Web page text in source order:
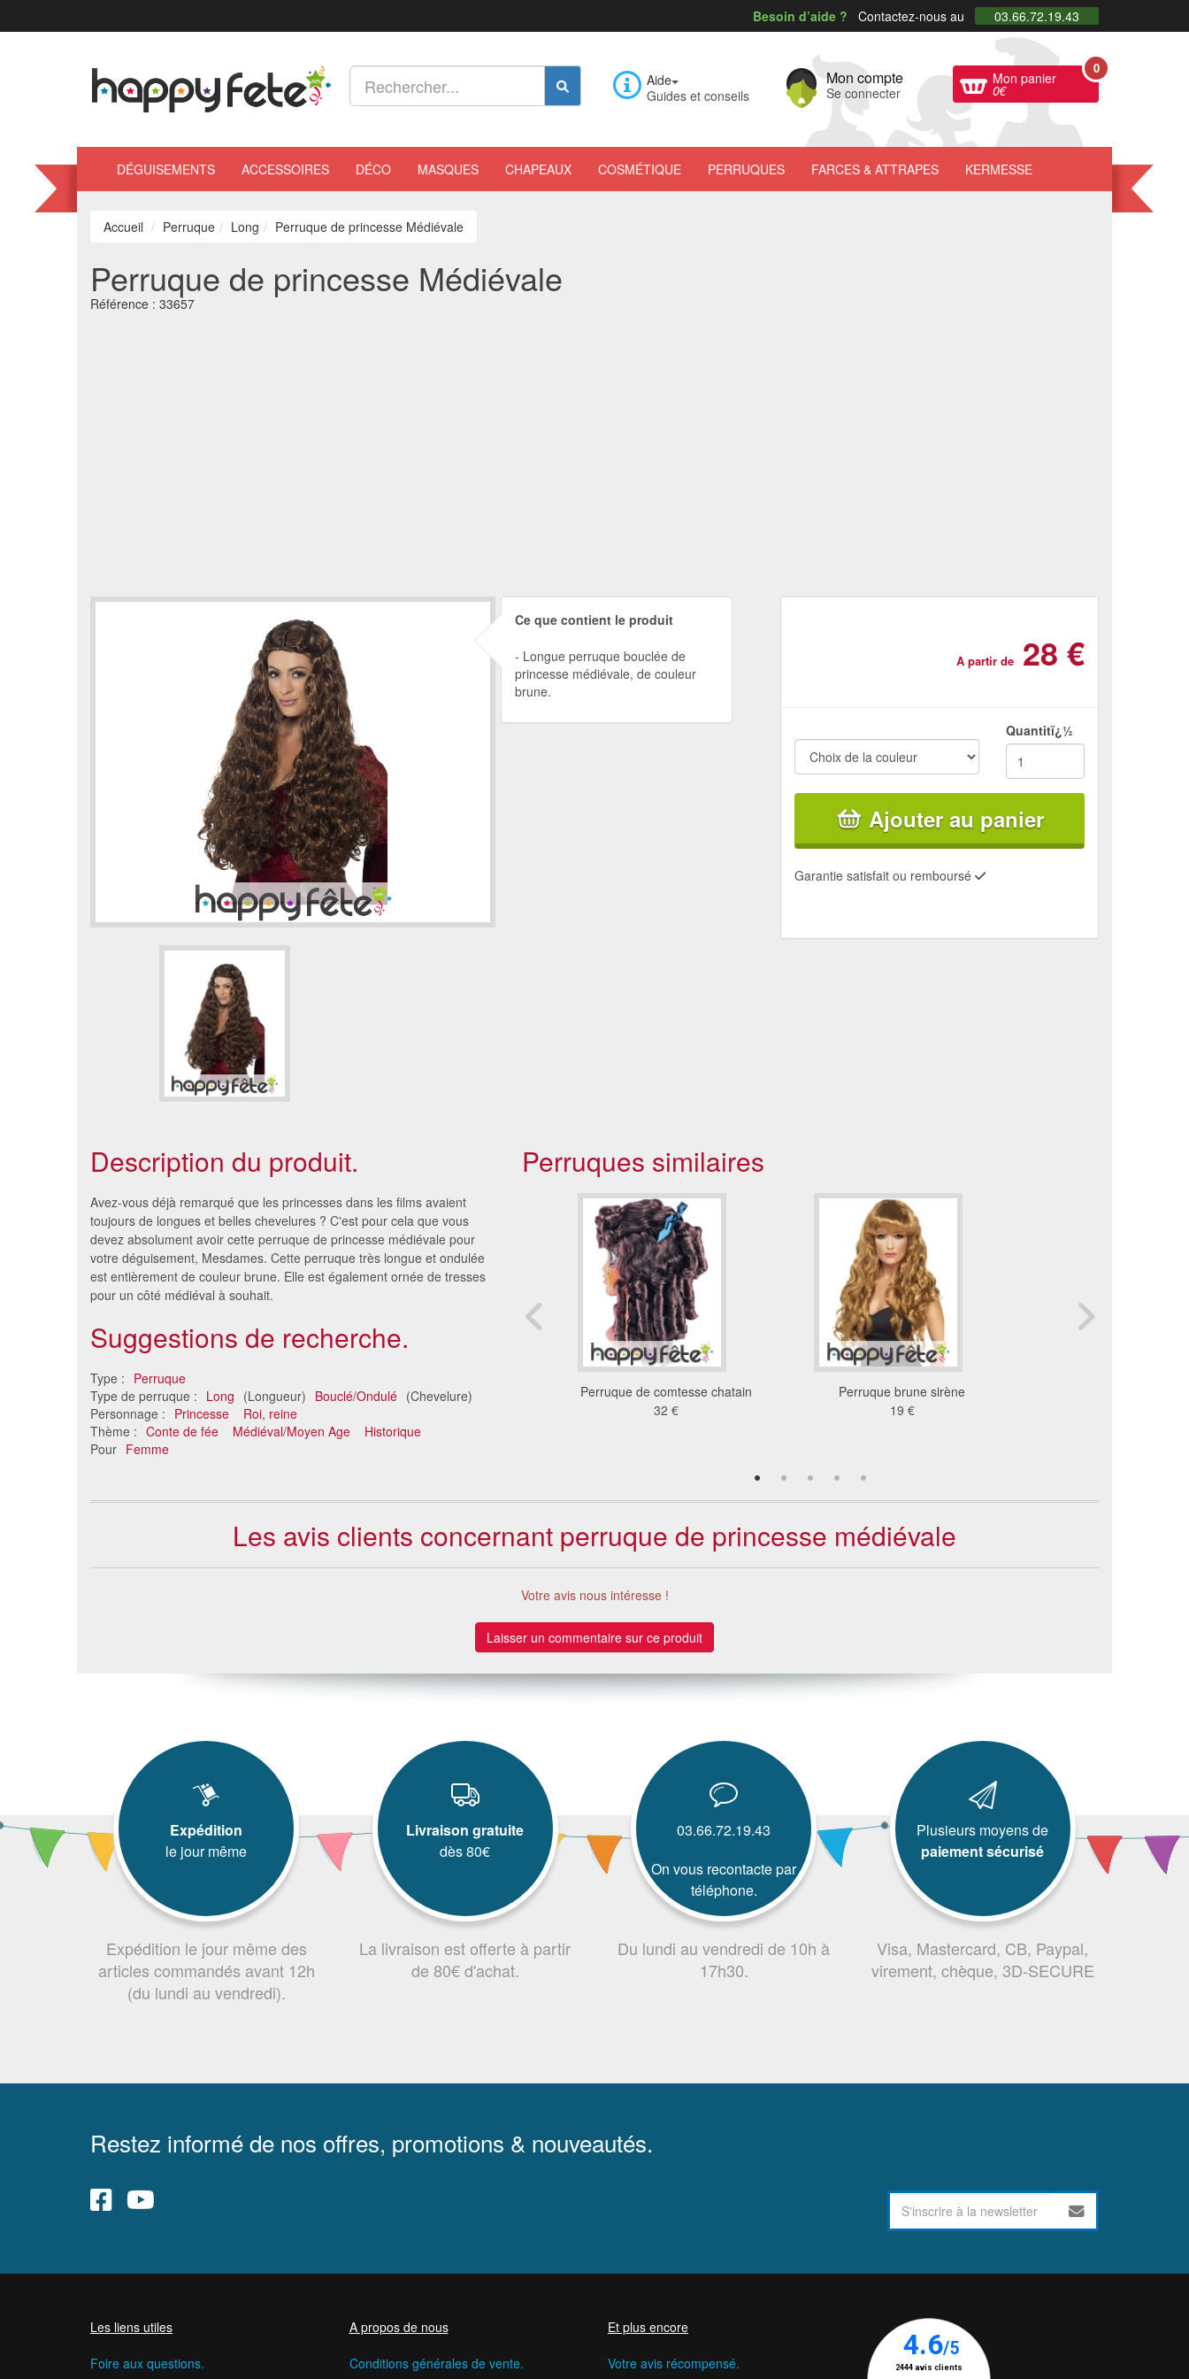
Besoin d’aide ? Contactez-nous au 03.66.72.19.43
Aide
Guides et conseils
Mon compte
Se connecter
Mon panier
0€
0
DÉGUISEMENTS ACCESSOIRES DÉCO MASQUES CHAPEAUX COSMÉTIQUE PERRUQUES FARCES & ATTRAPES KERMESSE
Accueil Perruque Long Perruque de princesse Médiévale
Perruque de princesse Médiévale
Référence : 33657
Ce que contient le produit
Longue perruque bouclée de
princesse médiévale, de couleur
brune.
A partir de 28 €
Quantitï¿½
Ajouter au panier
Garantie satisfait ou remboursé
Description du produit.
Avez-vous déjà remarqué que les princesses dans les films avaient
toujours de longues et belles chevelures ? C'est pour cela que vous
devez absolument avoir cette perruque de princesse médiévale pour
votre déguisement, Mesdames. Cette perruque très longue et ondulée
est entièrement de couleur brune. Elle est également ornée de tresses
pour un côté médiéval à souhait.
Suggestions de recherche.
Type : Perruque
Type de perruque : Long (Longueur) Bouclé/Ondulé (Chevelure)
Personnage : Princesse
Roi, reine
Thème : Conte de fée Médiéval/Moyen Age
Historique
Pour Femme
Perruques similaires
Perruque auburn ondulée de
66cm
43 €
Perruque sirène marron
Perruque de comtesse chatain
32 €
Perruque brune sirène
19 €
Les avis clients concernant perruque de princesse médiévale
Votre avis nous intéresse !
Laisser un commentaire sur ce produit
Expédition
le jour même
Expédition le jour même des
articles commandés avant 12h
(du lundi au vendredi).
Livraison gratuite
dès 80€
La livraison est offerte à partir
de 80€ d'achat.
03.66.72.19.43
On vous recontacte par
téléphone.
Du lundi au vendredi de 10h à
17h30.
Plusieurs moyens de
paiement sécurisé
Visa, Mastercard, CB, Paypal,
virement, chèque, 3D-SECURE
Restez informé de nos offres, promotions & nouveautés.
Les liens utiles
Foire aux questions.
A propos de nous
Conditions générales de vente.
Et plus encore
Votre avis récompensé.